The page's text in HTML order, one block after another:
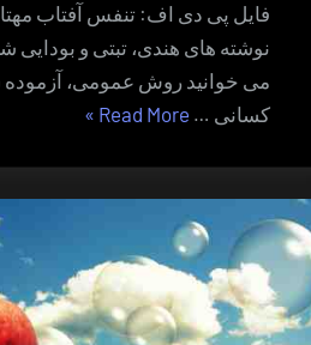
فایل پی دی اف: تنفس آفتاب
نوشته های هندی، تبتی و بودایی
می خوانید روش عمومی،
کسانی … Read More “تنفس
»